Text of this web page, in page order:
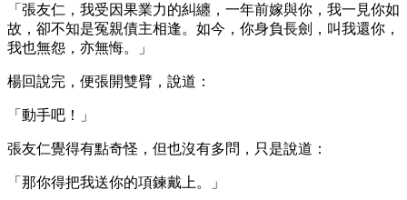
「張友仁，我受因果業力的糾纏，一年前嫁與你，我一見你如
故，卻不知是冤親債主相逢。如今，你身負長劍，叫我還你，
我也無怨，亦無悔。」
楊回說完，便張開雙臂，說道：
「動手吧！」
張友仁覺得有點奇怪，但也沒有多問，只是說道：
「那你得把我送你的項鍊戴上。」